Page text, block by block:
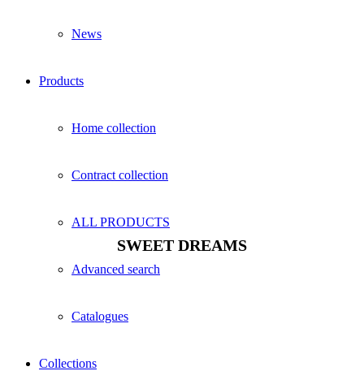
News
Products
Home collection
Contract collection
ALL PRODUCTS
Advanced search
Catalogues
Collections
SWEET DREAMS